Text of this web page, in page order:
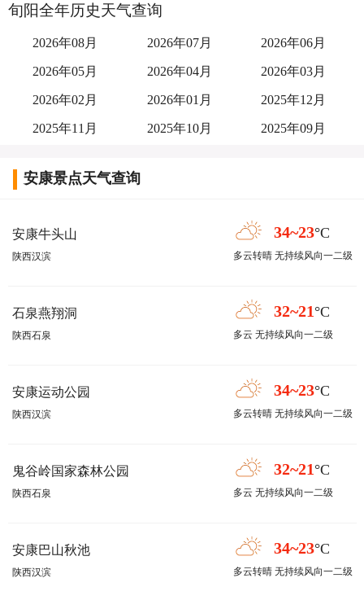
旬阳全年历史天气查询
2026年08月 2026年07月 2026年06月
2026年05月 2026年04月 2026年03月
2026年02月 2026年01月 2025年12月
2025年11月 2025年10月 2025年09月
安康景点天气查询
安康牛头山
陕西汉滨
34~23°C
多云转晴 无持续风向一二级
石泉燕翔洞
陕西石泉
32~21 °C
多云 无持续风向一二级
安康运动公园
陕西汉滨
34~23°C
多云转晴 无持续风向一二级
鬼谷岭国家森林公园
陕西石泉
32~21 °C
多云 无持续风向一二级
安康巴山秋池
陕西汉滨
34~23°C
多云转晴 无持续风向一二级